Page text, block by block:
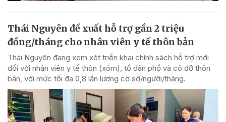
Thái Nguyên đề xuất hỗ trợ gần 2 triệu
đồng/tháng cho nhân viên y tế thôn bản
Thái Nguyên đang xem xét triển khai chính sách hỗ trợ mới
đối với nhân viên y tế thôn (xóm), tổ dân phố và cô đỡ thôn
bản, với mức tối đa 0,8 lần lương cơ sở/người/tháng.